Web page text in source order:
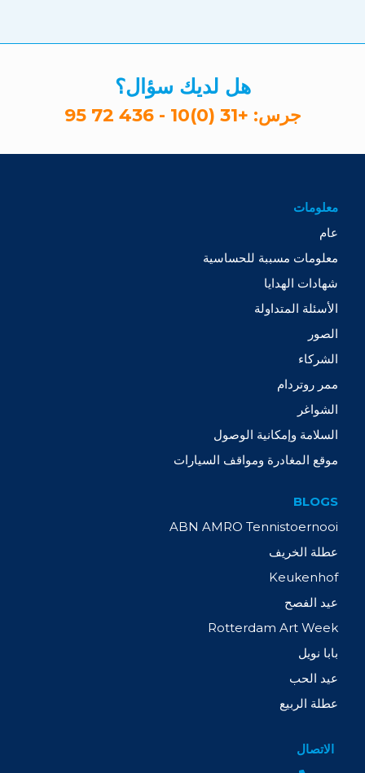
هل لديك سؤال؟
جرس: +31 (0)10 - 436 72 95
معلومات
عام
معلومات مسببة للحساسية
شهادات الهدايا
الأسئلة المتداولة
الصور
الشركاء
ممر روتردام
الشواغر
السلامة وإمكانية الوصول
موقع المغادرة ومواقف السيارات
BLOGS
ABN AMRO Tennistoernooi
عطلة الخريف
Keukenhof
عيد الفصح
Rotterdam Art Week
بابا نويل
عيد الحب
عطلة الربيع
الاتصال